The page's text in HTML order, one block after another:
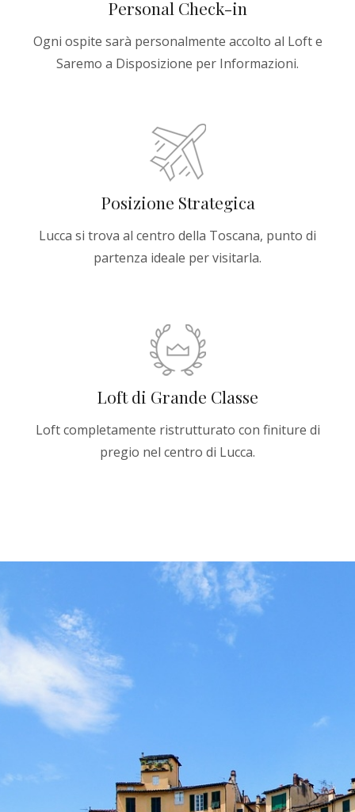
Personal Check-in
Ogni ospite sarà personalmente accolto al Loft e
Saremo a Disposizione per Informazioni.
Posizione Strategica
Lucca si trova al centro della Toscana, punto di
partenza ideale per visitarla.
Loft di Grande Classe
Loft completamente ristrutturato con finiture di
pregio nel centro di Lucca.